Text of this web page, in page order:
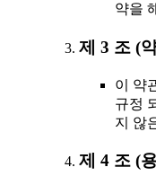
약을
제 3 조 (
이 약
규정
지 않
제 4 조 (